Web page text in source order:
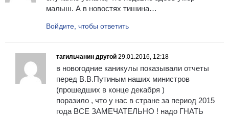
малыш. А в новостях тишина…
Войдите, чтобы ответить
тагильчанин другой 29.01.2016, 12:18
в новогодние каникулы показывали отчеты
перед В.В.Путиным наших министров
(прошедших в конце декабря )
поразило , что у нас в стране за период 2015
года ВСЕ ЗАМЕЧАТЕЛЬНО ! надо ГНАТЬ